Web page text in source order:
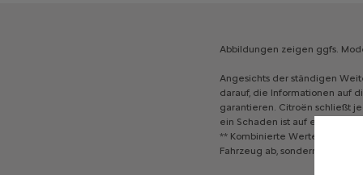
Abbildungen zeigen ggfs.
Angesichts der ständigen
darauf, die Informationen auf
garantieren. Citroën schließt
ein Schaden ist auf eine
** Kombinierte Werte
Fahrzeug ab, sondern